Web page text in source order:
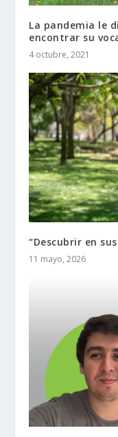
La pandemia le
encontrar su
4 octubre, 2021
“Descubrir en
11 mayo, 2026